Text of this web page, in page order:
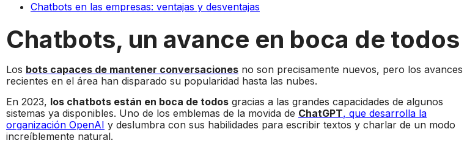
Chatbots en las empresas: ventajas y desventajas
Chatbots, un avance en boca de todos
Los bots capaces de mantener conversaciones no son precisamente nuevos, pero los avances
recientes en el área han disparado su popularidad hasta las nubes.
En 2023, los chatbots están en boca de todos gracias a las grandes capacidades de algunos
sistemas ya disponibles. Uno de los emblemas de la movida de ChatGPT, que desarrolla la
organización OpenAI y deslumbra con sus habilidades para escribir textos y charlar de un modo
increíblemente natural.